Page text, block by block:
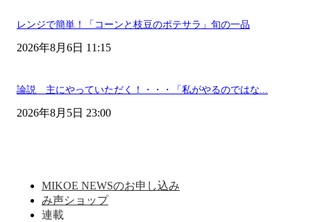
レンジで簡単！「コーンと枝豆のポテサラ」旬の一品
2026年8月6日 11:15
論説 主にやっていただく！・・・「私がやるのではな...
2026年8月5日 23:00
MIKOE NEWSのお申し込み
み声ショップ
連載